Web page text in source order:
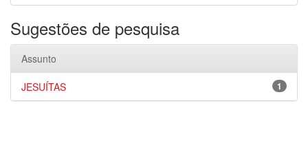
Sugestões de pesquisa
Assunto
1
JESUÍTAS